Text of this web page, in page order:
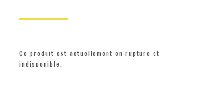
Ce produit est actuellement en rupture et
indisponible.